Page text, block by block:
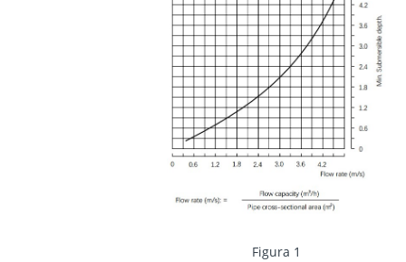
Figura 1